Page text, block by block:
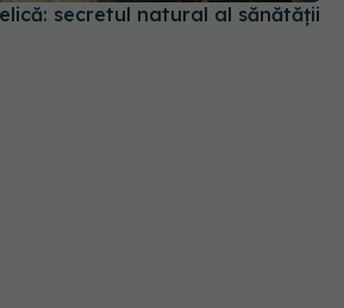
secretul natural al sănătății